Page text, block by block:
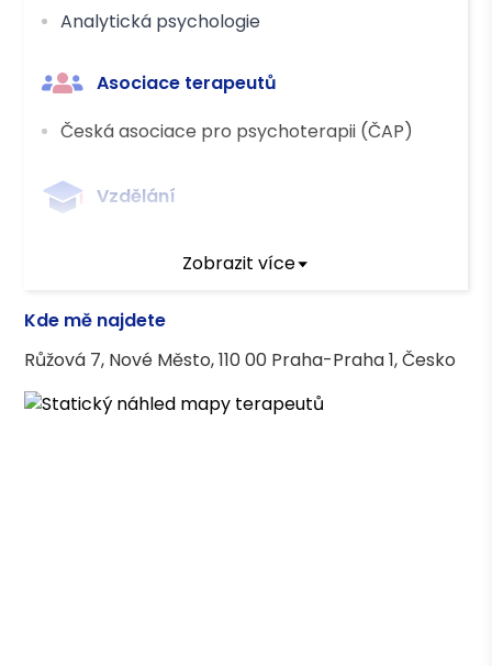
Analytická psychologie
Asociace terapeutů
Česká asociace pro psychoterapii (ČAP)
Vzdělání
Zobrazit více
Kde mě najdete
Růžová 7, Nové Město, 110 00 Praha-Praha 1, Česko